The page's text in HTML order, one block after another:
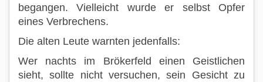
begangen. Vielleicht wurde er selbst Opfer
eines Verbrechens.
Die alten Leute warnten jedenfalls:
Wer nachts im Brökerfeld einen Geistlichen
sieht, sollte nicht versuchen, sein Gesicht zu